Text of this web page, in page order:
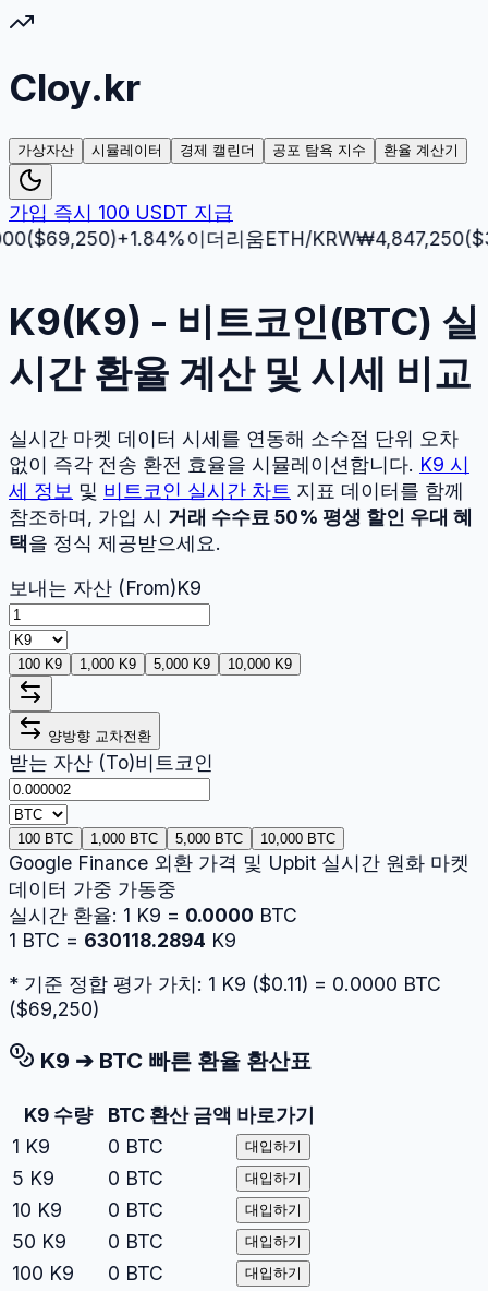
Cloy.kr
가상자산 시뮬레이터 경제 캘린더 공포 탐욕 지수 환율 계산기
가입 즉시 100 USDT 지급
)+1.84%이더리움ETH/KRW₩4,847,250($
K9(K9) - 비트코인(BTC) 실
시간 환율 계산 및 시세 비교
실시간 마켓 데이터 시세를 연동해 소수점 단위 오차
없이 즉각 전송 환전 효율을 시뮬레이션합니다. K9 시
세 정보 및 비트코인 실시간 차트 지표 데이터를 함께
참조하며, 가입 시 거래 수수료 50% 평생 할인 우대 혜
택을 정식 제공받으세요.
보내는 자산 (From)K9
100 K9 1,000 K9 5,000 K9 10,000 K9
양방향 교차전환
받는 자산 (To)비트코인
100 BTC 1,000 BTC 5,000 BTC 10,000 BTC
Google Finance 외환 가격 및 Upbit 실시간 원화 마켓
데이터 가중 가동중
실시간 환율: 1 K9 = 0.0000 BTC
1 BTC = 630118.2894 K9
* 기준 정합 평가 가치: 1 K9 ($0.11) = 0.0000 BTC
($69,250)
K9 ➔ BTC 빠른 환율 환산표
K9수량 BTC 환산 금액 바로가기
1 K9 0 BTC 대입하기
5 K9 0 BTC 대입하기
10 K9 0 BTC 대입하기
50 K9 0 BTC 대입하기
100 K9 0 BTC 대입하기